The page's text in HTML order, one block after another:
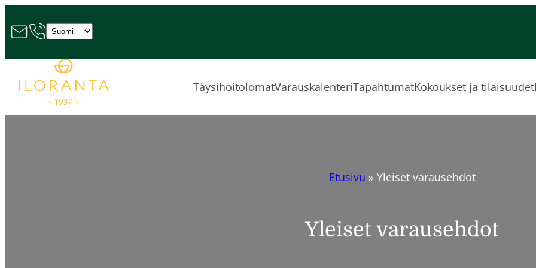
Valitse
TäysihoitolomatVarauskalenteriTapahtumatKokoukset ja tilaisuudet
Etusivu » Yleiset varausehdot
Yleiset varausehdot